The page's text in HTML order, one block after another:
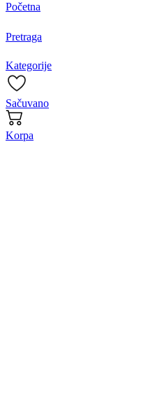
Početna
Pretraga
Kategorije
Sačuvano
Korpa